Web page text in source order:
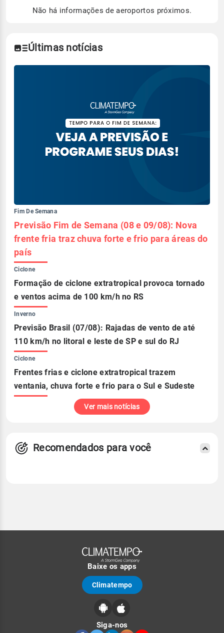
de Tempo e Estudos Climáticos (CPTEC).
Não há informações de aeroportos próximos.
Últimas notícias
Fim De Semana
Previsão Fim de Semana (08 e 09/08): Nova
frente fria traz chuva forte e frio para áreas do
país
Ciclone
Formação de ciclone extratropical provoca tornado
e ventos acima de 100 km/h no RS
Inverno
Previsão Brasil (07/08): Rajadas de vento de até
110 km/h no litoral e leste de SP e sul do RJ
Ciclone
Frentes frias e ciclone extratropical trazem
ventania, chuva forte e frio para o Sul e Sudeste
Ver mais notícias
Recomendados para você
Baixe os apps
Climatempo
Siga-nos